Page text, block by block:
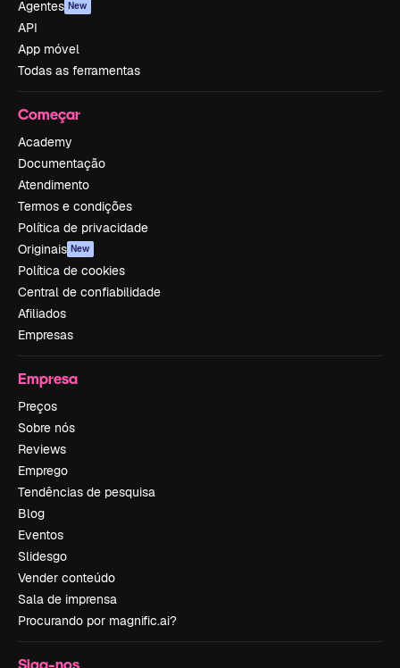
Agentes New
API
App móvel
Todas as ferramentas
Começar
Academy
Documentação
Atendimento
Termos e condições
Política de privacidade
Originais New
Política de cookies
Central de confiabilidade
Afiliados
Empresas
Empresa
Preços
Sobre nós
Reviews
Emprego
Tendências de pesquisa
Blog
Eventos
Slidesgo
Vender conteúdo
Sala de imprensa
Procurando por magnific.ai?
Siga-nos